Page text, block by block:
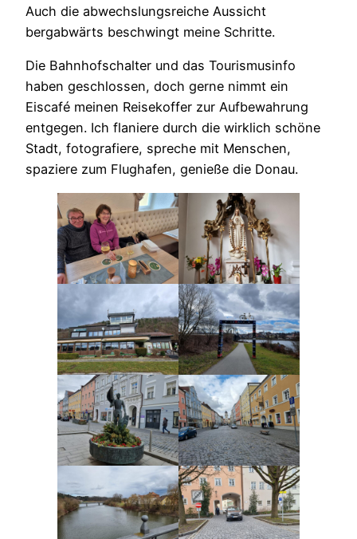
Auch die abwechslungsreiche Aussicht
bergabwärts beschwingt meine Schritte.
Die Bahnhofschalter und das Tourismusinfo
haben geschlossen, doch gerne nimmt ein
Eiscafé meinen Reisekoffer zur Aufbewahrung
entgegen. Ich flaniere durch die wirklich schöne
Stadt, fotografiere, spreche mit Menschen,
spaziere zum Flughafen, genieße die Donau.